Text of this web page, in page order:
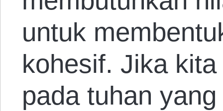
untuk
kohesif. Jika
pada tuhan